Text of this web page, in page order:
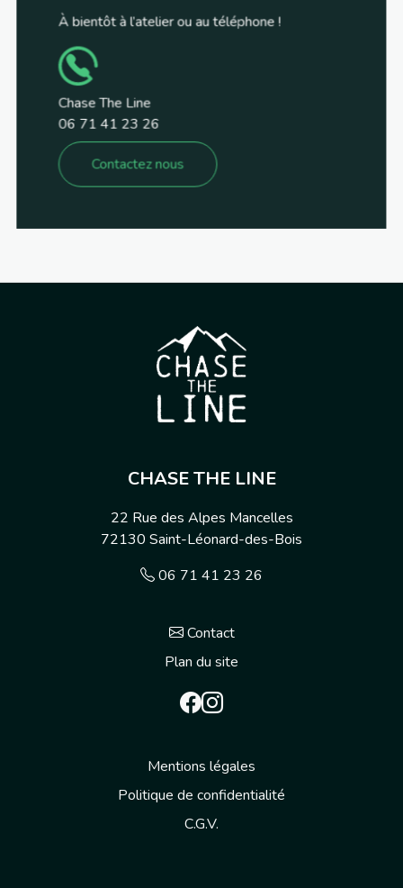
À bientôt à l’atelier ou au téléphone !
Chase The Line
06 71 41 23 26
Contactez nous
CHASE THE LINE
22 Rue des Alpes Mancelles
72130 Saint-Léonard-des-Bois
06 71 41 23 26
Contact
Plan du site
Mentions légales
Politique de confidentialité
C.G.V.